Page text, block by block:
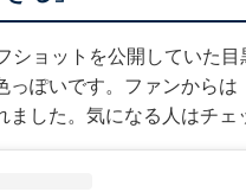
ショットを公開していた
っぽいです。ファンから
ました。気になる人はチェ